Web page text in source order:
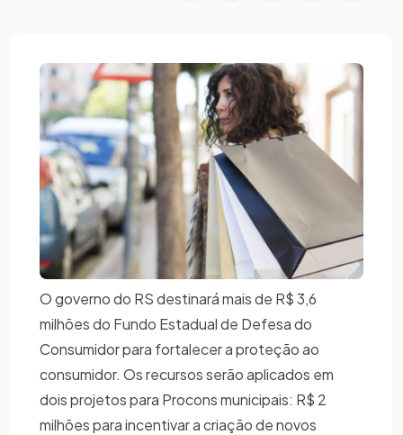
O governo do RS destinará mais de R$ 3,6
milhões do Fundo Estadual de Defesa do
Consumidor para fortalecer a proteção ao
consumidor. Os recursos serão aplicados em
dois projetos para Procons municipais: R$ 2
milhões para incentivar a criação de novos